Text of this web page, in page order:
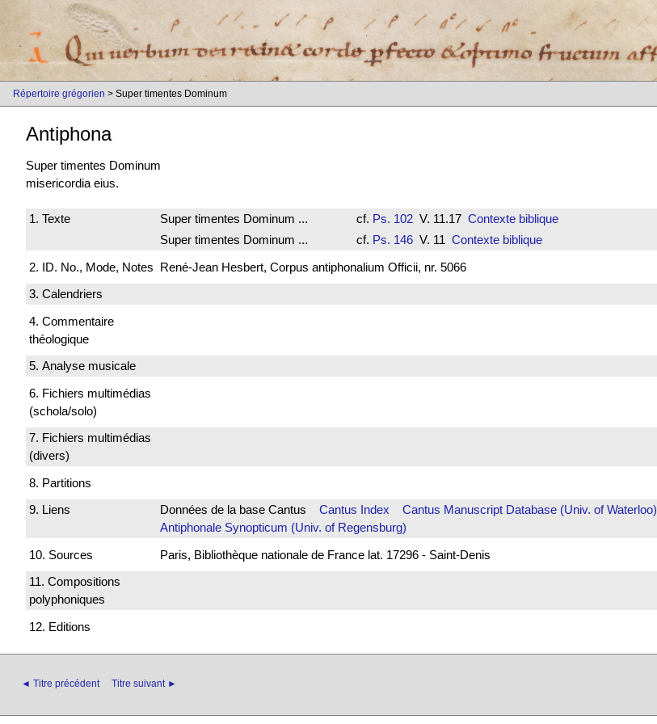
Répertoire grégorien > Super timentes Dominum
Antiphona
Super timentes Dominum
misericordia eius.
1. Texte Super timentes Dominum ... cf. Ps. 102V. 11.17 Contexte biblique
Super timentes Dominum ...
cf. Ps. 146V. 11 Contexte biblique
2. ID. No., Mode, Notes René-Jean Hesbert, Corpus antiphonalium Officii, nr. 5066
3. Calendriers
4. Commentaire
théologique
5. Analyse musicale
6. Fichiers multimédias
(schola/solo)
7. Fichiers multimédias
(divers)
8. Partitions
9. Liens
Données de la base Cantus Cantus Index
Cantus Manuscript Database (Univ. of Waterloo)
Antiphonale Synopticum (Univ. of Regensburg)
10. Sources
Paris, Bibliothèque nationale de France lat. 17296 - Saint-Denis
11. Compositions
polyphoniques
12. Editions
◄ Titre précédent Titre suivant ►